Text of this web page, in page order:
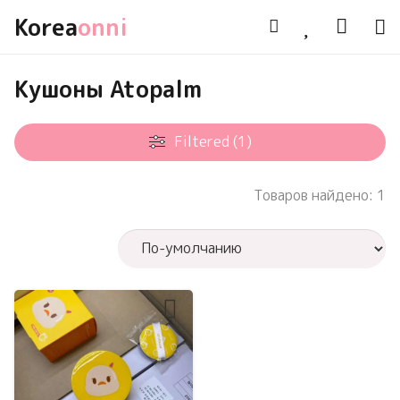
Koreaonni
Кушоны Atopalm
Filtered (1)
Товаров найдено: 1